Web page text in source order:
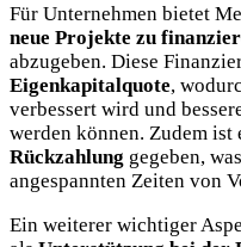
Für Unternehmen bietet
neue Projekte zu
abzugeben. Diese
Eigenkapitalquote,
verbessert wird und
werden können. Zudem ist
Rückzahlung gegeben,
angespannten Zeiten von
Ein weiterer wichtiger